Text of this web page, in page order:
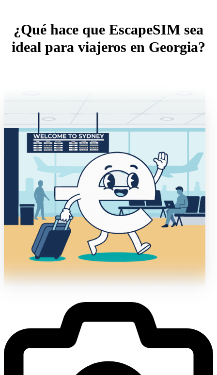
¿Qué hace que EscapeSIM sea
ideal para viajeros en Georgia?